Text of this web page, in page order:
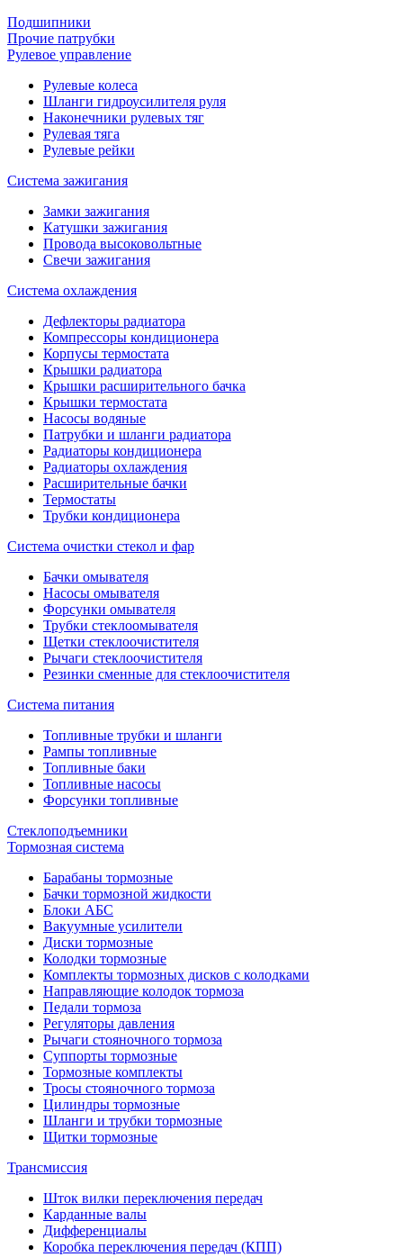
Подшипники
Прочие патрубки
Рулевое управление
Рулевые колеса
Шланги гидроусилителя руля
Наконечники рулевых тяг
Рулевая тяга
Рулевые рейки
Система зажигания
Замки зажигания
Катушки зажигания
Провода высоковольтные
Свечи зажигания
Система охлаждения
Дефлекторы радиатора
Компрессоры кондиционера
Корпусы термостата
Крышки радиатора
Крышки расширительного бачка
Крышки термостата
Насосы водяные
Патрубки и шланги радиатора
Радиаторы кондиционера
Радиаторы охлаждения
Расширительные бачки
Термостаты
Трубки кондиционера
Система очистки стекол и фар
Бачки омывателя
Насосы омывателя
Форсунки омывателя
Трубки стеклоомывателя
Щетки стеклоочистителя
Рычаги стеклоочистителя
Резинки сменные для стеклоочистителя
Система питания
Топливные трубки и шланги
Рампы топливные
Топливные баки
Топливные насосы
Форсунки топливные
Стеклоподъемники
Тормозная система
Барабаны тормозные
Бачки тормозной жидкости
Блоки АБС
Вакуумные усилители
Диски тормозные
Колодки тормозные
Комплекты тормозных дисков с колодками
Направляющие колодок тормоза
Педали тормоза
Регуляторы давления
Рычаги стояночного тормоза
Суппорты тормозные
Тормозные комплекты
Тросы стояночного тормоза
Цилиндры тормозные
Шланги и трубки тормозные
Щитки тормозные
Трансмиссия
Шток вилки переключения передач
Карданные валы
Дифференциалы
Коробка переключения передач (КПП)